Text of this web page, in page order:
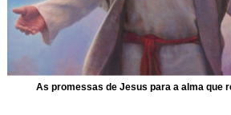
As promessas de Jesus para a alma que